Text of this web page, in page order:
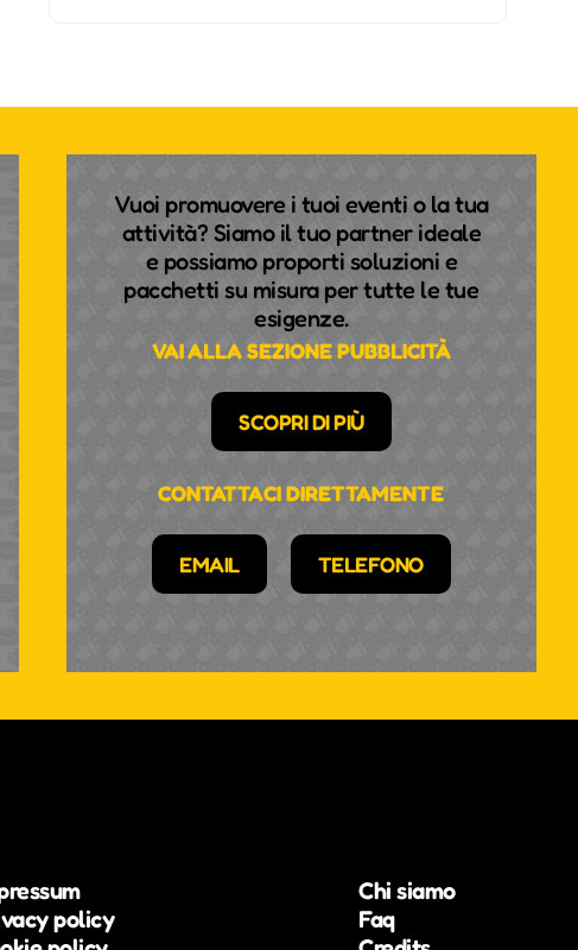
Vuoi promuovere i tuoi eventi o la tua
attività? Siamo il tuo partner ideale
e possiamo proporti soluzioni e
pacchetti su misura per tutte le tue
esigenze.
VAI ALLA SEZIONE PUBBLICITÀ
SCOPRI DI PIÙ
CONTATTACI DIRETTAMENTE
EMAIL TELEFONO
policy
Chi siamo
Faq